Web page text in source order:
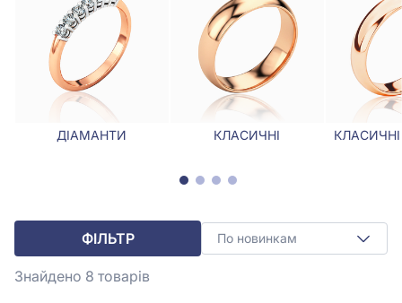
ДІАМАНТИ КЛАСИЧНІ
ФІЛЬТР По новинкам
Знайдено 8 товарів